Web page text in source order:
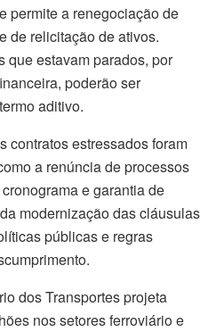
permite a renegociação de
de relicitação de ativos.
que estavam parados, por
poderão ser
aditivo.
contratos estressados foram
a renúncia de processos
e garantia de
modernização das cláusulas
públicas e regras
dos Transportes projeta
nos setores ferroviário e